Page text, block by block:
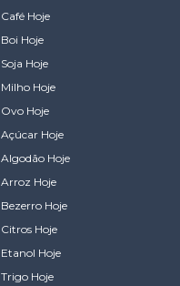
Café Hoje
Boi Hoje
Soja Hoje
Milho Hoje
Ovo Hoje
Açúcar Hoje
Algodão Hoje
Arroz Hoje
Bezerro Hoje
Citros Hoje
Etanol Hoje
Trigo Hoje